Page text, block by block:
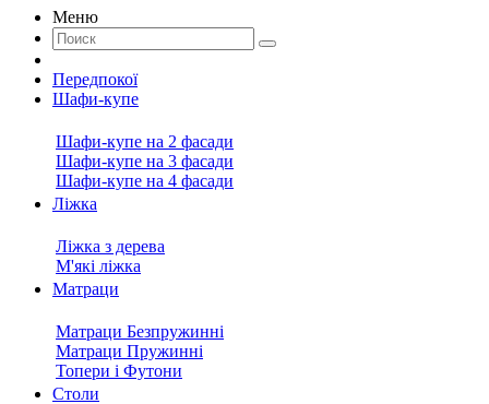
Меню
Передпокої
Шафи-купе
Шафи-купе на 2 фасади
Шафи-купе на 3 фасади
Шафи-купе на 4 фасади
Ліжка
Ліжка з дерева
М'які ліжка
Матраци
Матраци Безпружинні
Матраци Пружинні
Топери і Футони
Столи